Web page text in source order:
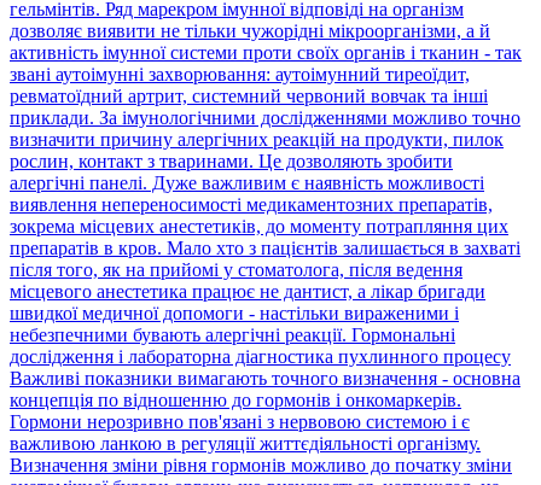
гельмінтів. Ряд марекром імунної відповіді на організм
дозволяє виявити не тільки чужорідні мікроорганізми, а й
активність імунної системи проти своїх органів і тканин - так
звані аутоімунні захворювання: аутоімунний тиреоїдит,
ревматоїдний артрит, системний червоний вовчак та інші
приклади. За імунологічними дослідженнями можливо точно
визначити причину алергічних реакцій на продукти, пилок
рослин, контакт з тваринами. Це дозволяють зробити
алергічні панелі. Дуже важливим є наявність можливості
виявлення непереносимості медикаментозних препаратів,
зокрема місцевих анестетиків, до моменту потрапляння цих
препаратів в кров. Мало хто з пацієнтів залишається в захваті
після того, як на прийомі у стоматолога, після ведення
місцевого анестетика працює не дантист, а лікар бригади
швидкої медичної допомоги - настільки вираженими і
небезпечними бувають алергічні реакції. Гормональні
дослідження і лабораторна діагностика пухлинного процесу
Важливі показники вимагають точного визначення - основна
концепція по відношенню до гормонів і онкомаркерів.
Гормони нерозривно пов'язані з нервовою системою і є
важливою ланкою в регуляції життєдіяльності організму.
Визначення зміни рівня гормонів можливо до початку зміни